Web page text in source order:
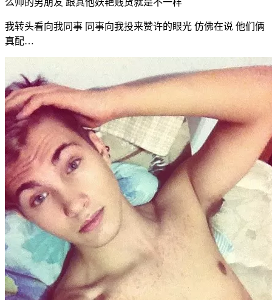
我转头看向我同事 同事向我投来赞许的眼光 仿佛在说 他们俩
真配…